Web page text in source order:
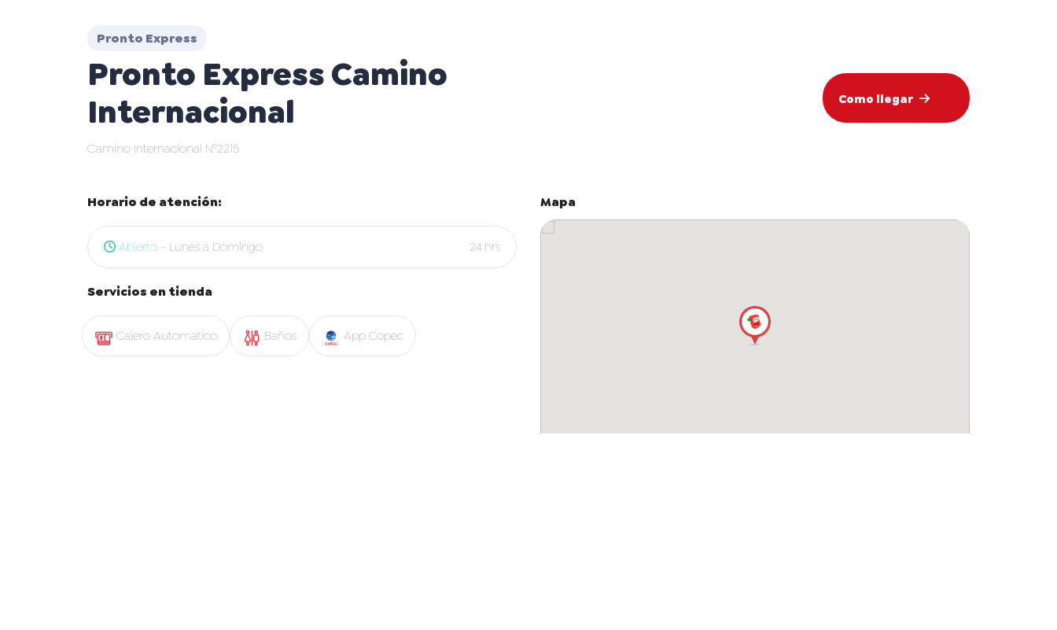
Pronto Express
Pronto Express Camino
Internacional
Camino Internacional N°2215
Como llegar
Horario de atención:
Abierto - Lunes a Domingo 24 hrs
Servicios en tienda
Cajero Automatico Baños App Copec
Mapa